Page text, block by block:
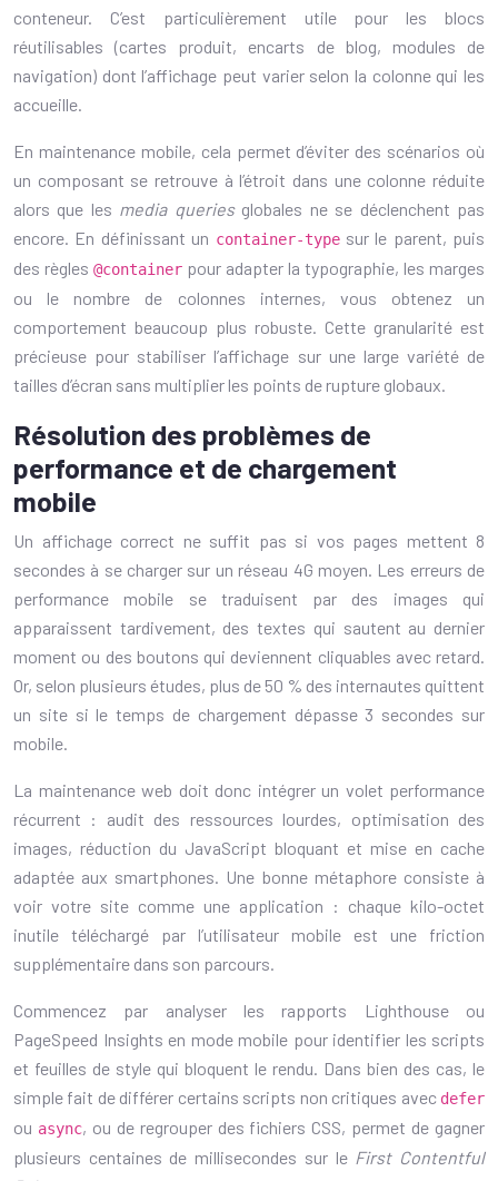
conteneur. C’est particulièrement utile pour les blocs
réutilisables (cartes produit, encarts de blog, modules de
navigation) dont l’affichage peut varier selon la colonne qui les
accueille.
En maintenance mobile, cela permet d’éviter des scénarios où
un composant se retrouve à l’étroit dans une colonne réduite
alors que les media queriesglobales ne se déclenchent pas
encore. En définissant un container-typesur le parent, puis
des règles @container pour adapter la typographie, les marges
ou le nombre de colonnes internes, vous obtenez un
comportement beaucoup plus robuste. Cette granularité est
précieuse pour stabiliser l’affichage sur une large variété de
tailles d’écran sans multiplier les points de rupture globaux.
Résolution des problèmes de
performance et de chargement
mobile
Un affichage correct ne suffit pas si vos pages mettent 8
secondes à se charger sur un réseau 4G moyen. Les erreurs de
performance mobile se traduisent par des images qui
apparaissent tardivement, des textes qui sautent au dernier
moment ou des boutons qui deviennent cliquables avec retard.
Or, selon plusieurs études, plus de 50 % des internautes quittent
un site si le temps de chargement dépasse 3 secondes sur
mobile.
La maintenance web doit donc intégrer un volet performance
récurrent : audit des ressources lourdes, optimisation des
images, réduction du JavaScript bloquant et mise en cache
adaptée aux smartphones. Une bonne métaphore consiste à
voir votre site comme une application : chaque kilo-octet
inutile téléchargé par l’utilisateur mobile est une friction
supplémentaire dans son parcours.
Commencez par analyser les rapports Lighthouse ou
PageSpeed Insights en mode mobile pour identifier les scripts
et feuilles de style qui bloquent le rendu. Dans bien des cas, le
simple fait de différer certains scripts non critiques avec defer
ou async, ou de regrouper des fichiers CSS, permet de gagner
plusieurs centaines de millisecondes sur le First Contentful